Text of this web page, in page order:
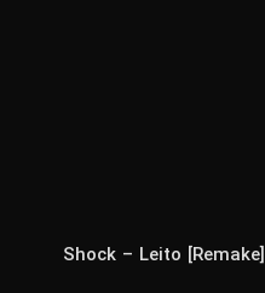
Shock – Leito [Remake]